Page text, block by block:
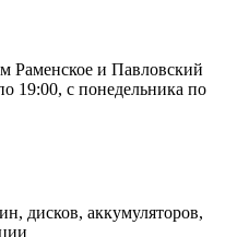
Раменское и Павловский
19:00, с понедельника по